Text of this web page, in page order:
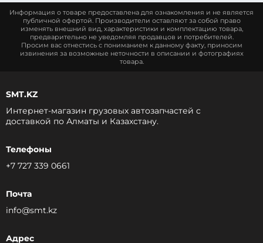
Информация о товаре предоставлена для ознакомления и не является
публичной офертой. Производители оставляют за собой право
изменять внешний вид, характеристики и комплектацию товара,
предварительно не уведомляя продавцов и потребителей.
Просим вас отнестись с пониманием к данному факту, приносим
извинения за возможные неточности в описании и фотографиях
товара.
SMT.KZ
Интернет-магазин грузовых автозапчастей c
доставкой по Алматы и Казахстану.
Телефоны
+7 727 339 0661
Почта
info@smt.kz
Адрес